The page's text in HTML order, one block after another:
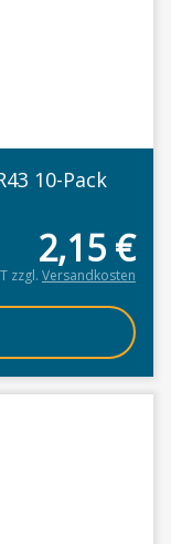
10-Pack
2,15 €
zzgl. Versandkosten